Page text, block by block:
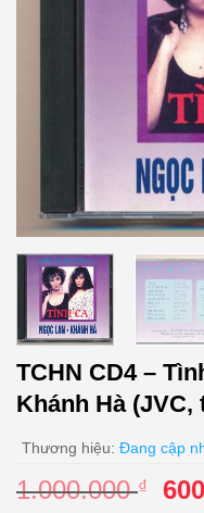
TCHN CD4 –
Khánh Hà (JVC,
Thương hiệu: Đang cập
1.000.000₫
Giá